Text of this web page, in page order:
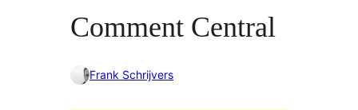
Comment Central
Frank Schrijvers